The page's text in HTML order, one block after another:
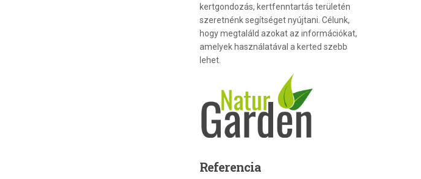
kertgondozás, kertfenntartás területén
szeretnénk segítséget nyújtani. Célunk,
hogy megtaláld azokat az információkat,
amelyek használatával a kerted szebb
lehet.
Referencia